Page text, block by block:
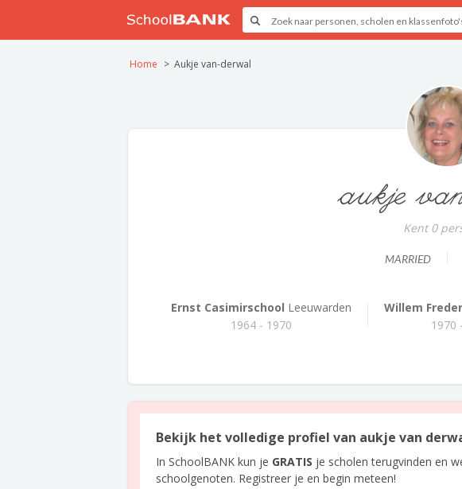
Home Aukje van-derwal
aukje
Kent 0
MARRIED
Ernst Casimirschool Leeuwarden
1964 - 1970
Willem
1970
Bekijk het volledige profiel van aukje van
In SchoolBANK kun je GRATIS je scholen terugvinden en
schoolgenoten. Registreer je en begin meteen!